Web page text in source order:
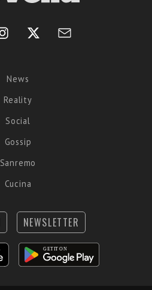
News
Reality
Social
Gossip
Sanremo
Cucina
NEWSLETTER